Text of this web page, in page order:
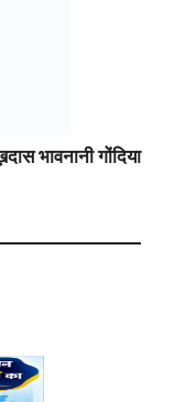
भावनानी गोंदिया